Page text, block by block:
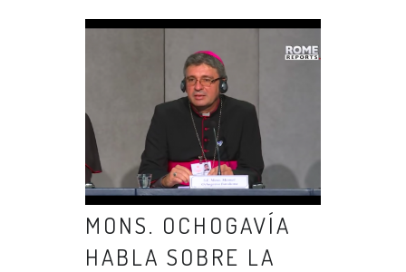
MONS. OCHOGAVÍA
HABLA SOBRE LA